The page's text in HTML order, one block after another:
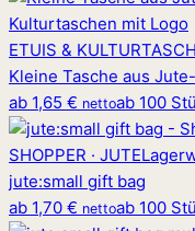
ETUIS &
Kleine Tasche aus
ab 1,65 € nettoab 100
SHOPPER · JUTE
jute:small gift bag
ab 1,70 € nettoab 100